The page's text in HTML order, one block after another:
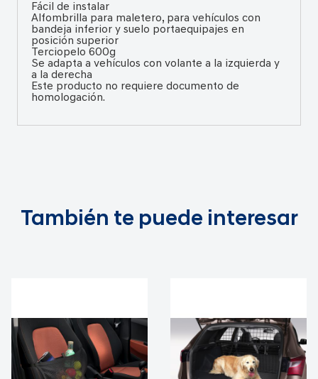
Fácil de instalar
Alfombrilla para maletero, para vehículos con
bandeja inferior y suelo portaequipajes en
posición superior
Terciopelo 600g
Se adapta a vehículos con volante a la izquierda y
a la derecha
Este producto no requiere documento de
homologación.
También te puede interesar